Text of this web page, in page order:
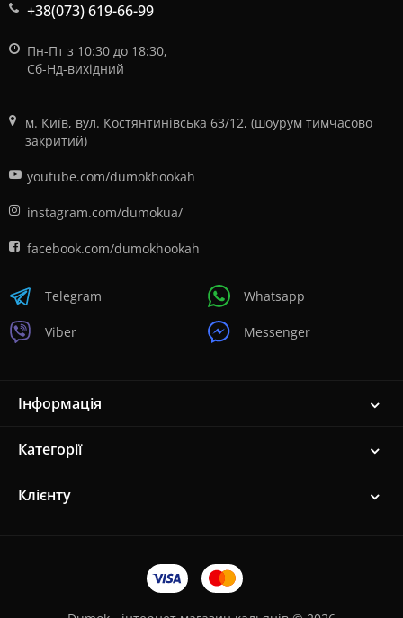
+38(073) 619-66-99
Пн-Пт з 10:30 до 18:30,
Сб-Нд-вихідний
м. Київ, вул. Костянтинівська 63/12, (шоурум тимчасово
закритий)
youtube.com/dumokhookah
instagram.com/dumokua/
facebook.com/dumokhookah
Telegram
Viber
Whatsapp
Messenger
Інформація
Категорії
Клієнту